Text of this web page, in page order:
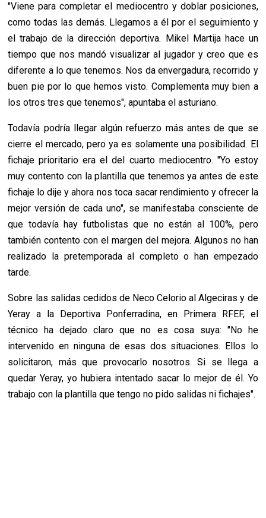
"Viene para completar el mediocentro y doblar posiciones,
como todas las demás. Llegamos a él por el seguimiento y
el trabajo de la dirección deportiva. Mikel Martija hace un
tiempo que nos mandó visualizar al jugador y creo que es
diferente a lo que tenemos. Nos da envergadura, recorrido y
buen pie por lo que hemos visto. Complementa muy bien a
los otros tres que tenemos", apuntaba el asturiano.
Todavía podría llegar algún refuerzo más antes de que se
cierre el mercado, pero ya es solamente una posibilidad. El
fichaje prioritario era el del cuarto mediocentro. "Yo estoy
muy contento con la plantilla que tenemosya antes de este
fichaje lo dije y ahora nos toca sacar rendimiento y ofrecer la
mejor versión de cada uno", se manifestaba consciente de
que todavía hay futbolistas que no están al 100%, pero
también contento con el margen del mejora. Algunos no han
realizado la pretemporada al completo o han empezado
tarde.
Sobre las salidas cedidos de Neco Celorio al Algeciras y de
Yeray a la Deportiva Ponferradina, en Primera RFEF, el
técnico ha dejado claro que no es cosa suya: "No he
intervenido en ninguna de esas dos situaciones.
Ellos lo
solicitaron, más que provocarlo nosotros. Si se llega a
quedar Yeray, yo hubiera intentado sacar lo mejor de él. Yo
trabajo con la plantilla que tengo no pido salidas ni fichajes".